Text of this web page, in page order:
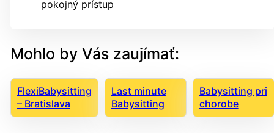
pokojný prístup
Mohlo by Vás zaujímať:
FlexiBabysitting
– Bratislava
Last minute
Babysitting
Babysitting pri
chorobe